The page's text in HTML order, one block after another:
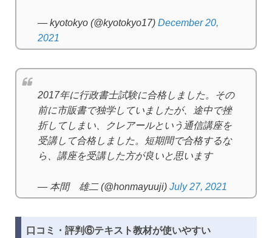
— kyotokyo (@kyotokyo17) December 20,
2021
2017年に行政書士試験に合格しました。その
前に市販書で独学していましたが、途中で挫
折してしまい、クレアールという通信講座を
受講して合格しました。短期間で合格するな
ら、講座を受講した方が良いと思います
— 本間 雄二 (@honmayuuji) July 27, 2021
口コミ・評判⑥テキスト教材が使いやすい